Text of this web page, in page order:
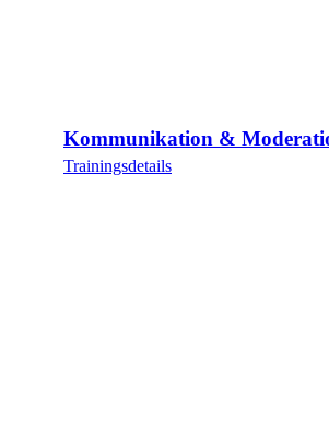
Kommunikation &
Trainingsdetails